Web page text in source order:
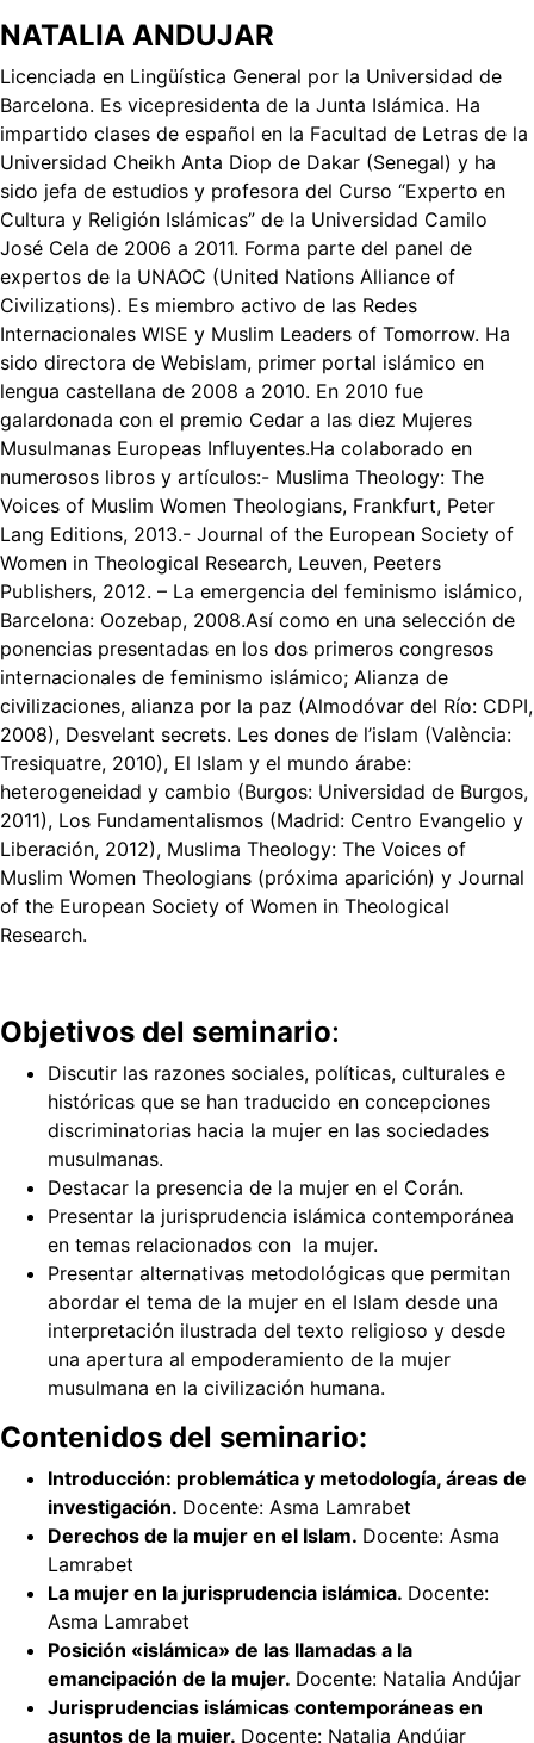
NATALIA ANDUJAR
Licenciada en Lingüística General por la Universidad de
Barcelona. Es vicepresidenta de la Junta Islámica. Ha
impartido clases de español en la Facultad de Letras de la
Universidad Cheikh Anta Diop de Dakar (Senegal) y ha
sido jefa de estudios y profesora del Curso “Experto en
Cultura y Religión Islámicas” de la Universidad Camilo
José Cela de 2006 a 2011. Forma parte del panel de
expertos de la UNAOC (United Nations Alliance of
Civilizations). Es miembro activo de las Redes
Internacionales WISE y Muslim Leaders of Tomorrow. Ha
sido directora de Webislam, primer portal islámico en
lengua castellana de 2008 a 2010. En 2010 fue
galardonada con el premio Cedar a las diez Mujeres
Musulmanas Europeas Influyentes.Ha colaborado en
numerosos libros y artículos:- Muslima Theology: The
Voices of Muslim Women Theologians, Frankfurt, Peter
Lang Editions, 2013.- Journal of the European Society of
Women in Theological Research, Leuven, Peeters
Publishers, 2012. – La emergencia del feminismo islámico,
Barcelona: Oozebap, 2008.Así como en una selección de
ponencias presentadas en los dos primeros congresos
internacionales de feminismo islámico; Alianza de
civilizaciones, alianza por la paz (Almodóvar del Río: CDPI,
2008), Desvelant secrets. Les dones de l’islam (València:
Tresiquatre, 2010), El Islam y el mundo árabe:
heterogeneidad y cambio (Burgos: Universidad de Burgos,
2011), Los Fundamentalismos (Madrid: Centro Evangelio y
Liberación, 2012), Muslima Theology: The Voices of
Muslim Women Theologians (próxima aparición) y Journal
of the European Society of Women in Theological
Research.
Objetivos del seminario:
Discutir las razones sociales, políticas, culturales e
históricas que se han traducido en concepciones
discriminatorias hacia la mujer en las sociedades
musulmanas.
Destacar la presencia de la mujer en el Corán.
Presentar la jurisprudencia islámica contemporánea
en temas relacionados con la mujer.
Presentar alternativas metodológicas que permitan
abordar el tema de la mujer en el Islam desde una
interpretación ilustrada del texto religioso y desde
una apertura al empoderamiento de la mujer
musulmana en la civilización humana.
Contenidos del seminario:
Introducción: problemática y metodología, áreas de
investigación. Docente: Asma Lamrabet
Derechos de la mujer en el Islam. Docente: Asma
Lamrabet
La mujer en la jurisprudencia islámica. Docente:
Asma Lamrabet
Posición «islámica» de las llamadas a la
emancipación de la mujer. Docente: Natalia Andújar
Jurisprudencias islámicas contemporáneas en
asuntos de la mujer. Docente: Natalia Andújar